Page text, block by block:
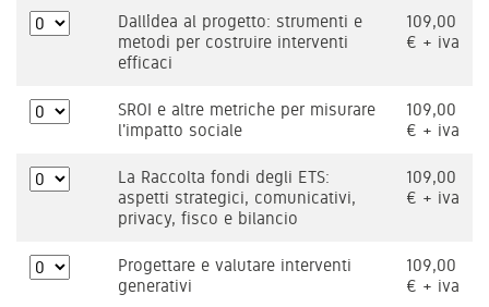
Dall’idea al progetto: strumenti e
metodi per costruire interventi
efficaci
109,00
€ + iva
SROI e altre metriche per misurare
l'impatto sociale
109,00
€ + iva
La Raccolta fondi degli ETS:
aspetti strategici, comunicativi,
privacy, fisco e bilancio
109,00
€ + iva
Progettare e valutare interventi
generativi
109,00
€ + iva